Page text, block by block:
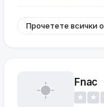
Прочетете всички
Fnac
★ ★